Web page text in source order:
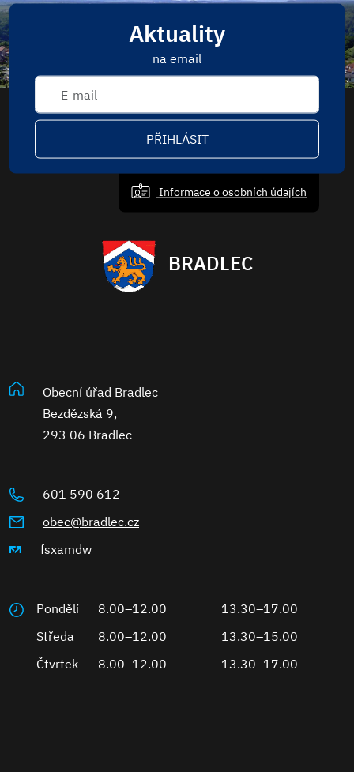
Aktuality
na email
PŘIHLÁSIT
Informace o osobních údajích
BRADLEC
Obecní úřad Bradlec
Bezdězská 9,
293 06 Bradlec
601 590 612
obec@bradlec.cz
fsxamdw
Pondělí 8.00–12.00
13.30–17.00
Středa
8.00–12.00
13.30–15.00
Čtvrtek
8.00–12.00 13.30–17.00